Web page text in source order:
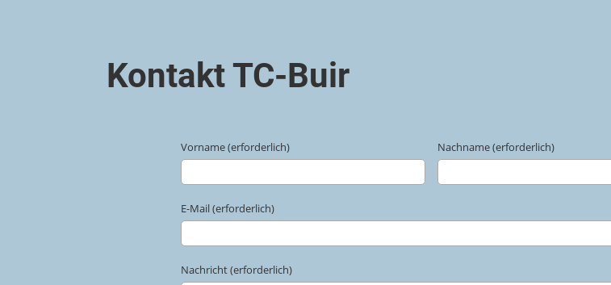
Kontakt TC-Buir
Vorname (erforderlich) Nachname (erforderlich)
E-Mail (erforderlich)
Nachricht (erforderlich)